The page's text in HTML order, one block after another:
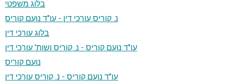
בלוג משפטי
נ. קוריס עורכי דין - עו"ד נועם קוריס
בלוג עורכי דין
עו"ד נועם קוריס - נ. קוריס ושות' עורכי דין
נועם קוריס
עו"ד נועם קוריס - נ. קוריס עורכי דין